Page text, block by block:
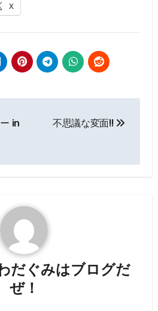
X
in
不思議な変面!!
だぐみはブログだ
ぜ！